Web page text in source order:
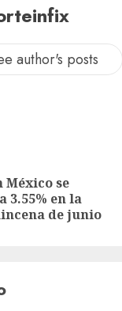
author's posts
se
3.55% en la
de junio